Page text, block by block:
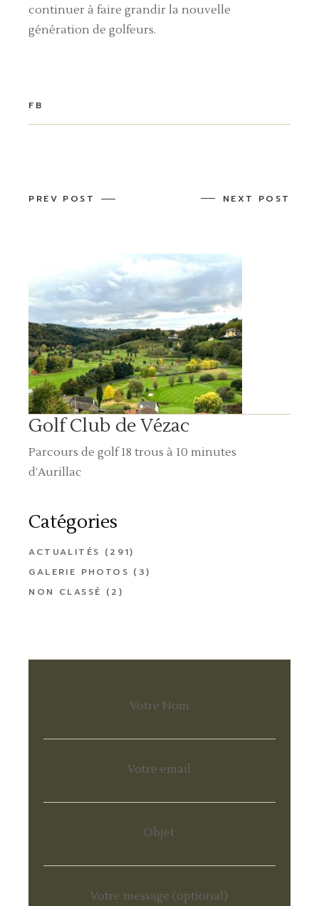
continuer à faire grandir la nouvelle
génération de golfeurs.
FB
PREV POST NEXT POST
Golf Club de Vézac
Parcours de golf 18 trous à 10 minutes
d’Aurillac
Catégories
ACTUALITÉS (291)
GALERIE PHOTOS (3)
NON CLASSÉ (2)
Votre Nom
Votre email
Objet
Votre message (optional)